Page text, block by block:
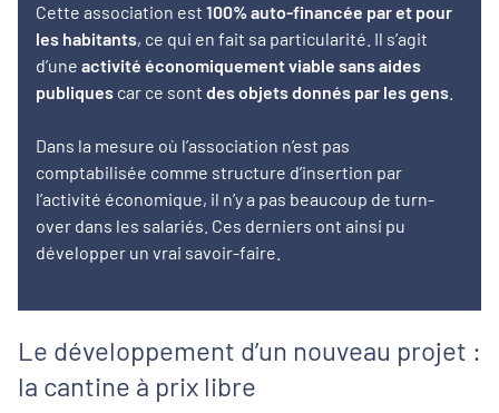
Cette association est 100% auto-financée par et pour
les habitants, ce qui en fait sa particularité. Il s’agit
d’une activité économiquement viable sans aides
publiques car ce sont des objets donnés par les gens
Dans la mesure où l’association n’est pas
comptabilisée comme structure d’insertion par
l’activité économique, il n’y a pas beaucoup de turn-
over dans les salariés. Ces derniers ont ainsi pu
développer un vrai savoir-faire.
Le développement d’un nouveau projet :
la cantine à prix libre